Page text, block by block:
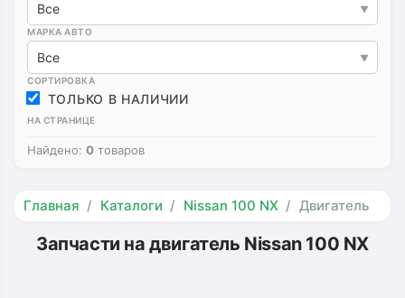
Все
МАРКА АВТО
Все
СОРТИРОВКА
ТОЛЬКО В НАЛИЧИИ
НА СТРАНИЦЕ
Найдено: 0 товаров
Главная Каталоги Nissan 100 NX Двигатель
Запчасти на двигатель Nissan 100 NX